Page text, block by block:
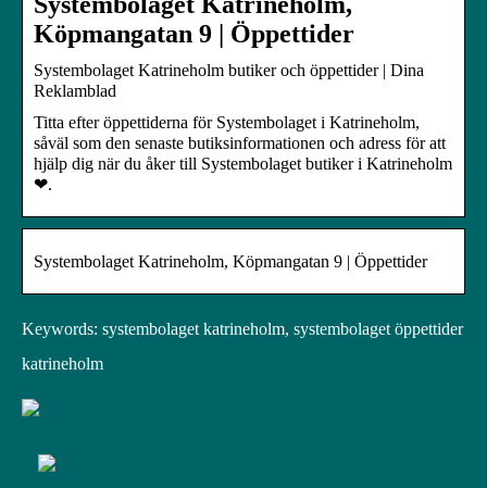
Köpmangatan 9 | Öppettider
Systembolaget Katrineholm butiker och öppettider | Dina
Reklamblad
Titta efter öppettiderna för Systembolaget i Katrineholm,
såväl som den senaste butiksinformationen och adress för att
hjälp dig när du åker till Systembolaget butiker i Katrineholm
❤.
Systembolaget Katrineholm, Köpmangatan 9 | Öppettider
Keywords: systembolaget katrineholm, systembolaget öppettider
katrineholm